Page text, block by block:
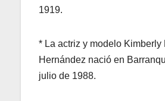
1919.
* La actriz y modelo Kimberly
Hernández nació en
julio de 1988.